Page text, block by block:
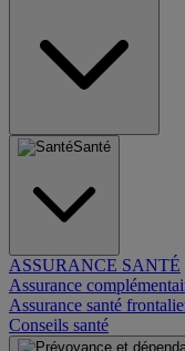
Santé
ASSURANCE SANTÉ
Assurance
Assurance santé
Conseils santé